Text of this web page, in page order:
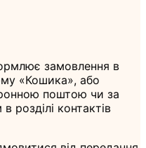
замовлення в
«Кошика», або
поштою чи за
розділі контактів